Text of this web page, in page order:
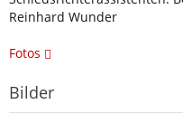
Reinhard Wunder
Fotos
Bilder